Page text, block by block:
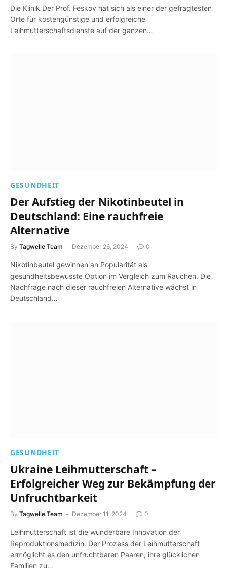
Die Klinik Der Prof. Feskov hat sich als einer der gefragtesten
Orte für kostengünstige und erfolgreiche
Leihmutterschaftsdienste auf der ganzen…
GESUNDHEIT
Der Aufstieg der Nikotinbeutel in
Deutschland: Eine rauchfreie
Alternative
By Tagwelle Team Dezember 26, 2024 0
Nikotinbeutel gewinnen an Popularität als
gesundheitsbewusste Option im Vergleich zum Rauchen. Die
Nachfrage nach dieser rauchfreien Alternative wächst in
Deutschland…
GESUNDHEIT
Ukraine Leihmutterschaft –
Erfolgreicher Weg zur Bekämpfung der
Unfruchtbarkeit
By Tagwelle Team Dezember 11, 2024 0
Leihmutterschaft ist die wunderbare Innovation der
Reproduktionsmedizin. Der Prozess der Leihmutterschaft
ermöglicht es den unfruchtbaren Paaren, ihre glücklichen
Familien zu…